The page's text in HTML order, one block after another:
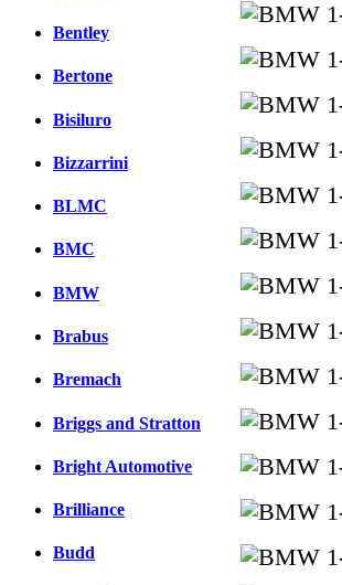
Bentley
Bertone
Bisiluro
Bizzarrini
BLMC
BMC
BMW
Brabus
Bremach
Briggs and Stratton
Bright Automotive
Brilliance
Budd